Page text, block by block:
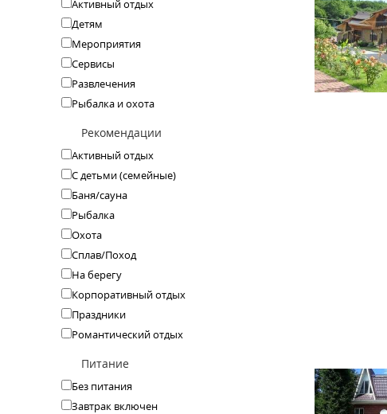
Активный отдых
Детям
Мероприятия
Сервисы
Развлечения
Рыбалка и охота
Рекомендации
Активный отдых
С детьми (семейные)
Баня/сауна
Рыбалка
Охота
Сплав/Поход
На берегу
Корпоративный отдых
Праздники
Романтический отдых
Питание
Без питания
Завтрак включен